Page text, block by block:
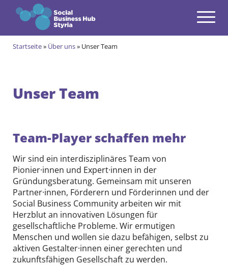
Zum Inhalt springen
Community
Events & News
Über uns open
Unser Team
Partner und Fördergeber
Jobangebote
Startseite» Über uns» Unser Team
Unser Team
Team-Player schaffen mehr
Wir sind ein interdisziplinäres Team von
Pionier·innen und Expert·innen in der
Gründungsberatung. Gemeinsam mit unseren
Partner·innen, Förderern und Förderinnen und der
Social Business Community arbeiten wir mit
Herzblut an innovativen Lösungen für
gesellschaftliche Probleme. Wir ermutigen
Menschen und wollen sie dazu befähigen, selbst zu
aktiven Gestalter·innen einer gerechten und
zukunftsfähigen Gesellschaft zu werden.